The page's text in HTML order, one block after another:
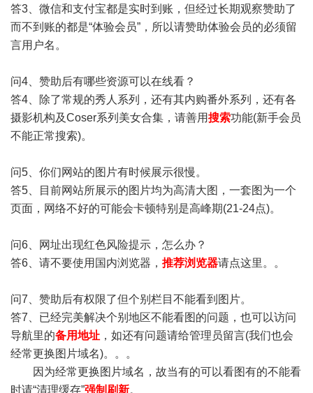
答3、微信和支付宝都是实时到账，但经过长期观察赞助了
而不到账的都是“体验会员”，所以请赞助体验会员的必须留
言用户名。
问4、赞助后有哪些资源可以在线看？
答4、除了常规的秀人系列，还有其内购番外系列，还有各
摄影机构及Coser系列美女合集，请善用搜索功能(新手会员
不能正常搜索)。
问5、你们网站的图片有时候展示很慢。
答5、目前网站所展示的图片均为高清大图，一套图为一个
页面，网络不好的可能会卡顿特别是高峰期(21-24点)。
问6、网址出现红色风险提示，怎么办？
答6、请不要使用国内浏览器， 推荐浏览器请点这里。。
问7、赞助后有权限了但个别栏目不能看到图片。
答7、已经完美解决个别地区不能看图的问题，也可以访问
导航里的备用地址 ，如还有问题请给管理员留言(我们也会
经常更换图片域名)。。。
因为经常更换图片域名，故当有的可以看图有的不能看
时请“清理缓存”强制刷新。